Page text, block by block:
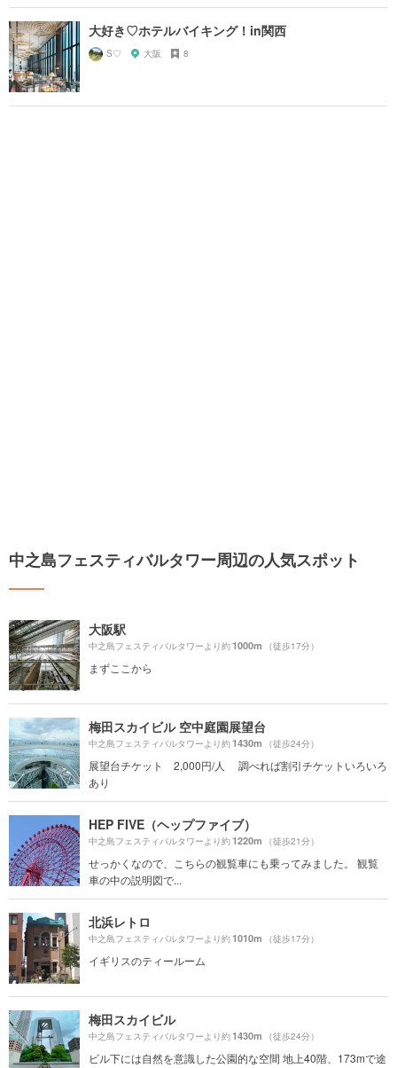
大好き♡ホテルバイキング！in関西
S♡ 大阪 8
中之島フェスティバルタワー周辺の人気スポット
大阪駅
中之島フェスティバルタワーより約1000m （徒歩17分）
まずここから
梅田スカイビル 空中庭園展望台
中之島フェスティバルタワーより約1430m （徒歩24分）
展望台チケット 2,000円/人 調べれば割引チケットいろいろ
あり
HEP FIVE（ヘップファイブ）
中之島フェスティバルタワーより約1220m （徒歩21分）
せっかくなので、こちらの観覧車にも乗ってみました。 観覧
車の中の説明図で...
北浜レトロ
中之島フェスティバルタワーより約1010m （徒歩17分）
イギリスのティールーム
梅田スカイビル
中之島フェスティバルタワーより約1430m （徒歩24分）
ビル下には自然を意識した公園的な空間 地上40階、173mで途